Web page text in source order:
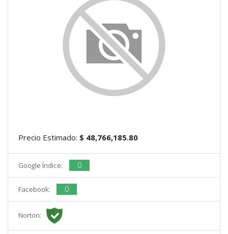
Precio Estimado: $ 48,766,185.80
Google Índice: 0
Facebook: 0
Norton: